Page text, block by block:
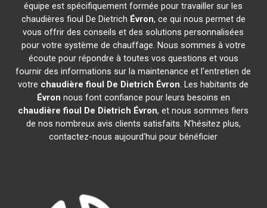
équipe est spécifiquement formée pour travailler sur les
chaudières fioul De Dietrich Évron, ce qui nous permet de
vous offrir des conseils et des solutions personnalisées
pour votre système de chauffage. Nous sommes à votre
écoute pour répondre à toutes vos questions et vous
fournir des informations sur la maintenance et l'entretien de
votre chaudière fioul De Dietrich Évron. Les habitants de
Évron nous font confiance pour leurs besoins en
chaudière fioul De Dietrich Évron, et nous sommes fiers
de nos nombreux avis clients satisfaits. N'hésitez plus,
contactez-nous aujourd'hui pour bénéficier